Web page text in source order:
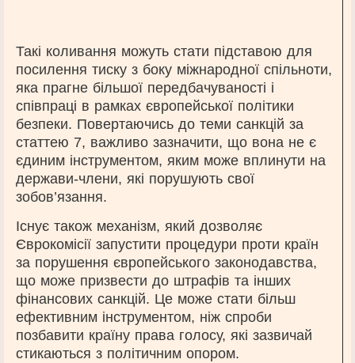
Такі коливання можуть стати підставою для
посилення тиску з боку міжнародної спільноти,
яка прагне більшої передбачуваності і
співпраці в рамках європейської політики
безпеки. Повертаючись до теми санкцій за
статтею 7, важливо зазначити, що вона не є
єдиним інструментом, яким може вплинути на
держави-члени, які порушують свої
зобов’язання.
Існує також механізм, який дозволяє
Єврокомісії запустити процедури проти країн
за порушення європейського законодавства,
що може призвести до штрафів та інших
фінансових санкцій. Це може стати більш
ефективним інструментом, ніж спроби
позбавити країну права голосу, які зазвичай
стикаються з політичним опором.